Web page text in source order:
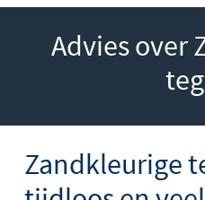
Advies over
Zandkleurige